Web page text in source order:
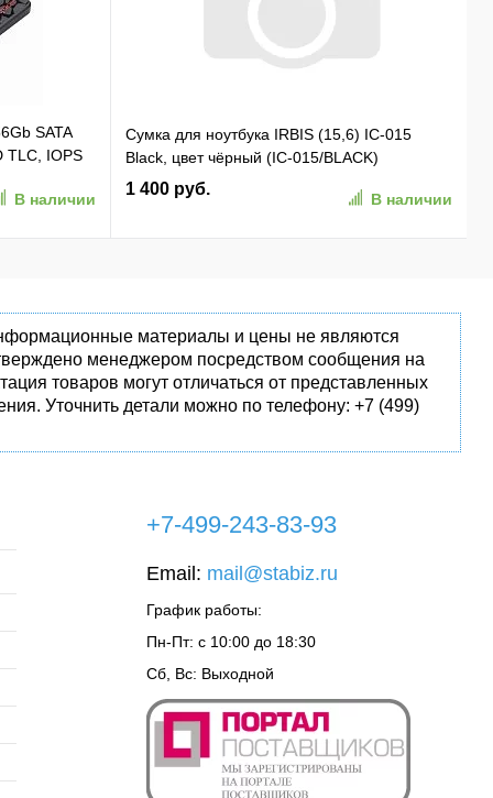
SATA
TLC, IOPS
В наличии
Сумка для ноутбука IRBIS (15,6) IC-015
Black, цвет чёрный (IC-015/BLACK)
1 400 руб.
В наличии
материалы и цены не являются
менеджером посредством сообщения на
товаров могут отличаться от представленных
Уточнить детали можно по телефону: +7 (499)
+7-499-243-83-93
Email: mail@stabiz.ru
График работы:
Пн-Пт: с 10:00 до 18:30
Сб, Вс: Выходной